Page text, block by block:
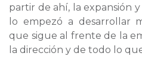
partir de ahí, la expansión
lo empezó a desarrollar
que sigue al frente de la
la dirección y de todo lo